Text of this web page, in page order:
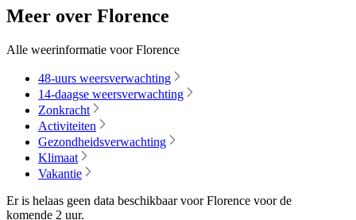
Meer over Florence
Alle weerinformatie voor Florence
48-uurs weersverwachting
14-daagse weersverwachting
Zonkracht
Activiteiten
Gezondheidsverwachting
Klimaat
Vakantie
Er is helaas geen data beschikbaar voor Florence voor de
komende 2 uur.